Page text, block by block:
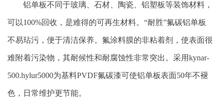
铝单板不同于玻璃、石材、陶瓷、铝塑板等装饰材料，
可以100%回收，是难得的可再生材料。“耐胜”氟碳铝单板
不易玷污，便于清洁保养。氟涂料膜的非粘着剂，使表面很
难附着污染物，其耐候性和耐腐蚀性非常突出。采用kynar-
500.hylur5000为基料PVDF氟碳漆可使铝单板表面50年不褪
色，日常维护更节能。